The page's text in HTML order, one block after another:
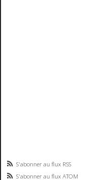
S'abonner au flux RSS
S'abonner au flux ATOM